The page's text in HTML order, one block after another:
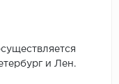
Millenium
и Лен.